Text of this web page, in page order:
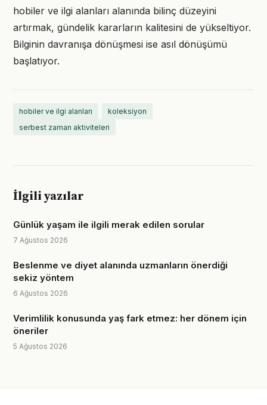
hobiler ve ilgi alanları alanında bilinç düzeyini
artırmak, gündelik kararların kalitesini de yükseltiyor.
Bilginin davranışa dönüşmesi ise asıl dönüşümü
başlatıyor.
hobiler ve ilgi alanları
koleksiyon
serbest zaman aktiviteleri
İlgili yazılar
Günlük yaşam ile ilgili merak edilen sorular
7 Ağustos 2026
Beslenme ve diyet alanında uzmanların önerdiği
sekiz yöntem
6 Ağustos 2026
Verimlilik konusunda yaş fark etmez: her dönem için
öneriler
5 Ağustos 2026